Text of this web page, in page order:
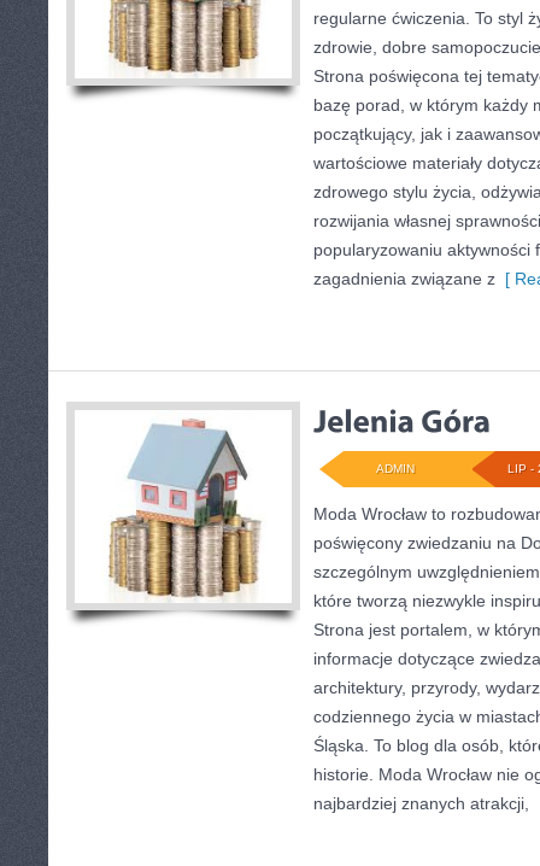
regularne ćwiczenia. To styl
zdrowie, dobre
Strona poświęcona tej
bazę porad, w którym każdy
początkujący, jak i
wartościowe materiały
zdrowego stylu życia,
rozwijania własnej
popularyzowaniu aktywności
zagadnienia związane z [
LIP -
ADMIN
Moda Wrocław to
poświęcony zwiedzaniu na
szczególnym
które tworzą niezwykle
Strona jest portalem, w
informacje dotyczące
architektury, przyrody,
codziennego życia w
Śląska. To blog dla osób,
historie. Moda Wrocław nie
najbardziej znanych atrakcji,